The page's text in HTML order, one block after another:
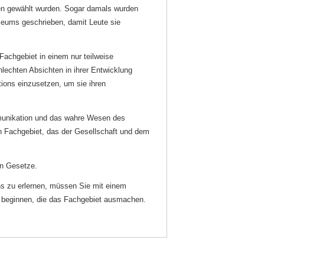
gewählt wurden. Sogar damals wurden
geschrieben, damit Leute sie
in einem nur teilweise
Absichten in ihrer Entwicklung
einzusetzen, um sie ihren
und das wahre Wesen des
das der Gesellschaft und dem
Gesetze.
zu erlernen, müssen Sie mit einem
die das Fachgebiet ausmachen.